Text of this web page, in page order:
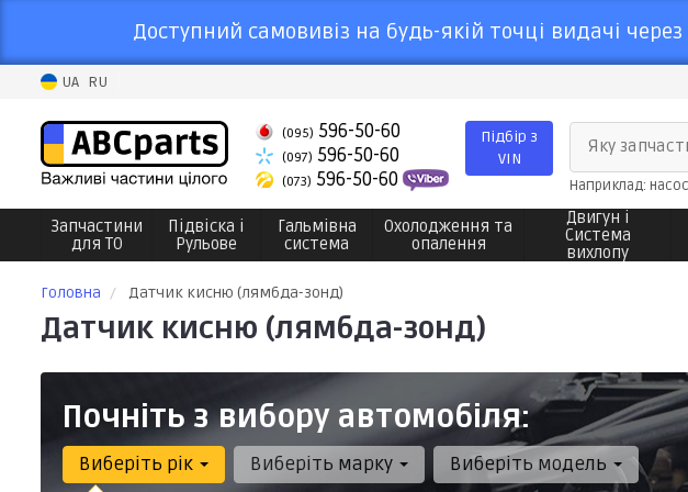
Доступний самовивіз на будь-якій точці видачі
UA RU
(095) 596-50-60
(097) 596-50-60
(073) 596-50-60
Підбір з
VIN
Яку
Наприклад:
Запчастини
для ТО
Підвіска і
Рульове
Гальмівна
система
Охолодження та
опалення
Двигун і
Система
вихлопу
Головна Датчик кисню (лямбда-зонд)
Датчик кисню (лямбда-зонд)
Почніть з вибору автомобіля:
Виберіть рік Виберіть марку Виберіть модель